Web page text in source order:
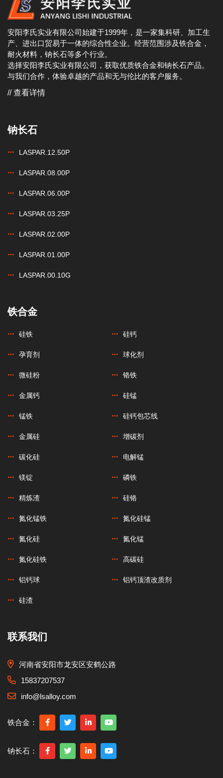
安阳李氏实业有限公司始建于1999年，是一家集科研、加工生
产、进出口贸易于一体的综合性企业。经营范围涉及铁合金，
耐火材料，钠长石等多个行业。
选择安阳李氏实业有限公司，获取优质铁合金和钠长石产品。
与我们合作，体验卓越的产品和无与伦比的客户服务。
// 查看详情
钠长石
LASPAR.12.50P
LASPAR.08.00P
LASPAR.06.00P
LASPAR.03.25P
LASPAR.02.00P
LASPAR.01.00P
LASPAR.00.10G
铁合金
硅铁 硅钙
孕育剂 球化剂
微硅粉 铬铁
金属钙 硅锰
锰铁 硅钙包芯线
金属硅 增碳剂
碳化硅 电解锰
镁锭 磷铁
精炼渣 硅铬
氮化锰铁 氮化硅锰
氮化硅 氮化锰
氮化硅铁 高碳硅
铝钙球 铝钙顶渣改质剂
硅渣
联系我们
河南省安阳市龙安区安鹤公路
15837207537
info@lsalloy.com
铁合金：
钠长石：